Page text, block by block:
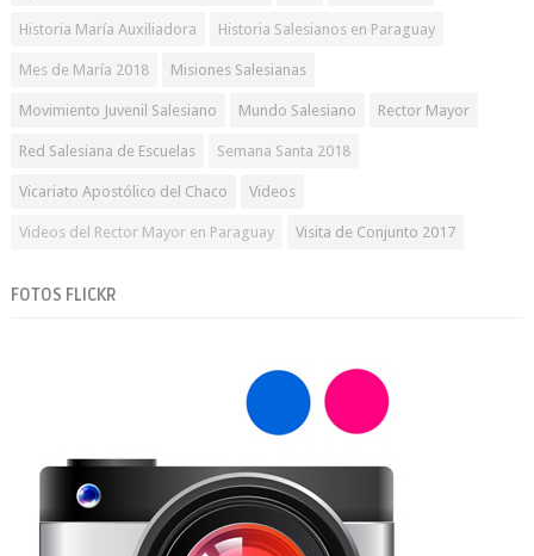
Historia María Auxiliadora Historia Salesianos en Paraguay
Mes de María 2018 Misiones Salesianas
Movimiento Juvenil Salesiano Mundo Salesiano Rector Mayor
Red Salesiana de Escuelas Semana Santa 2018
Vicariato Apostólico del Chaco Videos
Videos del Rector Mayor en Paraguay Visita de Conjunto 2017
FOTOS FLICKR